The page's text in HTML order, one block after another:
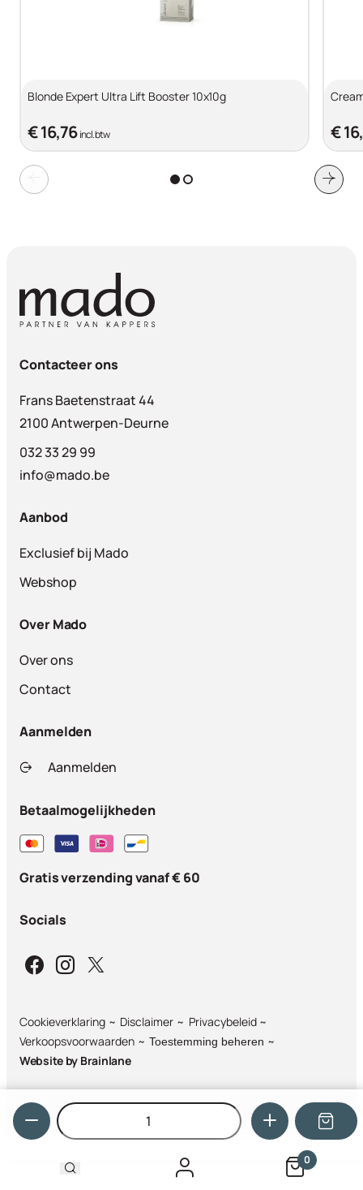
0
Hoeveelheid
Blonde Expert Ultra Lift Booster 10x10g
€ 16,76incl. btw €
Contacteer ons
Frans Baetenstraat 44
2100 Antwerpen-Deurne
032 33 29 99
info@mado.be
Aanbod
Exclusief bij Mado
Webshop
Over Mado
Over ons
Contact
Aanmelden
Aanmelden
Betaalmogelijkheden
Gratis verzending vanaf € 60
Socials
Cookieverklaring Disclaimer
Privacybeleid
Verkoopsvoorwaarden
Toestemming beheren
Website by Brainlane